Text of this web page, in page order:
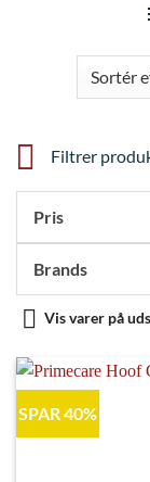
Filtrer
Pris
Brands
Vis varer på
SPAR 40%